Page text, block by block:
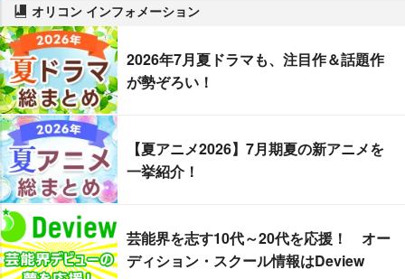
オリコン インフォメーション
2026年7月夏ドラマも、注目作＆話題作
が勢ぞろい！
【夏アニメ2026】7月期夏の新アニメを
一挙紹介！
芸能界を志す10代～20代を応援！ オー
ディション・スクール情報はDeview